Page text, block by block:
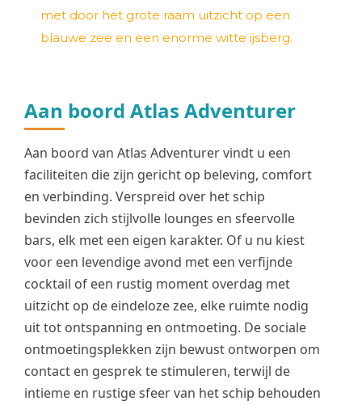
Aan boord Atlas Adventurer
Aan boord van Atlas Adventurer vindt u een
faciliteiten die zijn gericht op beleving, comfort
en verbinding. Verspreid over het schip
bevinden zich stijlvolle lounges en sfeervolle
bars, elk met een eigen karakter. Of u nu kiest
voor een levendige avond met een verfijnde
cocktail of een rustig moment overdag met
uitzicht op de eindeloze zee, elke ruimte nodig
uit tot ontspanning en ontmoeting. De sociale
ontmoetingsplekken zijn bewust ontworpen om
contact en gesprek te stimuleren, terwijl de
intieme en rustige sfeer van het schip behouden